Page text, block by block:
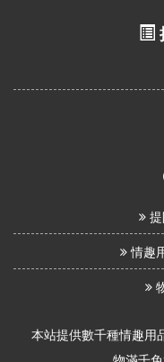
情趣
本站提供數千種情趣用